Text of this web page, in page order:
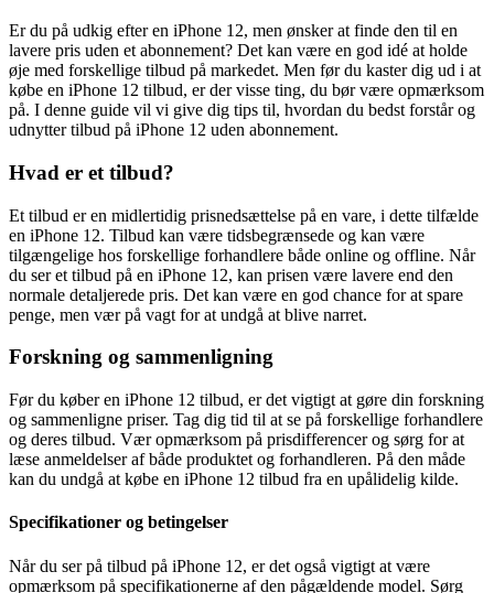
Er du på udkig efter en iPhone 12, men ønsker at finde den til en
lavere pris uden et abonnement? Det kan være en god idé at holde
øje med forskellige tilbud på markedet. Men før du kaster dig ud i at
købe en iPhone 12 tilbud, er der visse ting, du bør være opmærksom
på. I denne guide vil vi give dig tips til, hvordan du bedst forstår og
udnytter tilbud på iPhone 12 uden abonnement.
Hvad er et tilbud?
Et tilbud er en midlertidig prisnedsættelse på en vare, i dette tilfælde
en iPhone 12. Tilbud kan være tidsbegrænsede og kan være
tilgængelige hos forskellige forhandlere både online og offline. Når
du ser et tilbud på en iPhone 12, kan prisen være lavere end den
normale detaljerede pris. Det kan være en god chance for at spare
penge, men vær på vagt for at undgå at blive narret.
Forskning og sammenligning
Før du køber en iPhone 12 tilbud, er det vigtigt at gøre din forskning
og sammenligne priser. Tag dig tid til at se på forskellige forhandlere
og deres tilbud. Vær opmærksom på prisdifferencer og sørg for at
læse anmeldelser af både produktet og forhandleren. På den måde
kan du undgå at købe en iPhone 12 tilbud fra en upålidelig kilde.
Specifikationer og betingelser
Når du ser på tilbud på iPhone 12, er det også vigtigt at være
opmærksom på specifikationerne af den pågældende model. Sørg